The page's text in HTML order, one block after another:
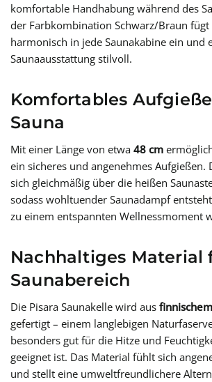
komfortable Handhabung während des
der Farbkombination Schwarz/Braun fügt
harmonisch in jede Saunakabine ein und
Saunaausstattung stilvoll.
Komfortables
Sauna
Mit einer Länge von etwa 48 cm
ein sicheres und angenehmes Aufgießen.
sich gleichmäßig über die heißen
sodass wohltuender Saunadampf
zu einem entspannten Wellnessmoment
Nachhaltiges Material
Saunabereich
Die Pisara Saunakelle wird aus
gefertigt – einem langlebigen
besonders gut für die Hitze und
geeignet ist. Das Material fühlt sich
und stellt eine umweltfreundlichere